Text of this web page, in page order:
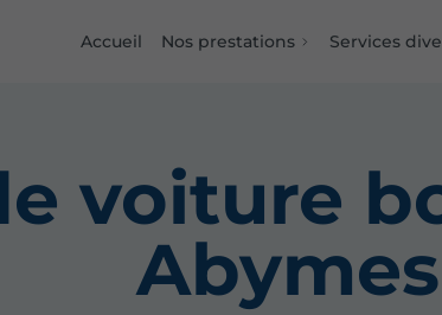
Accueil Nos prestations Services
voiture
Abymes